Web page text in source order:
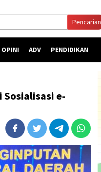
Pencarian
OPINI ADV PENDIDIKAN
Sosialisasi e-